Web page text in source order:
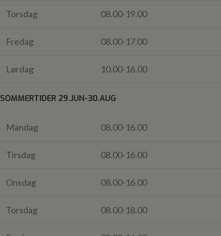
Torsdag 08.00-19.00
Fredag 08.00-17.00
Lørdag 10.00-16.00
SOMMERTIDER 29.JUN-30.AUG
Mandag 08.00-16.00
Tirsdag 08.00-16.00
Onsdag 08.00-16.00
Torsdag 08.00-18.00